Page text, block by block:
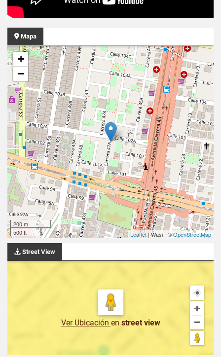
Mapa
+
−
200 m
500 ft
Leaflet | Wasi - ©OpenStreetMap
Street View
Ver Ubicación en street view